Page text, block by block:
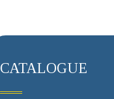
CATALOGUE